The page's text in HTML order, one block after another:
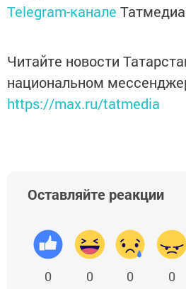
Telegram-канале Татмедиа
Читайте новости
национальном
https://max.ru/tatmedia
Оставляйте реакции
0 0 0 0